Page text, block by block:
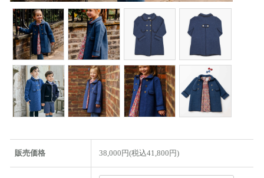
販売価格 38,000円(税込41,800円)